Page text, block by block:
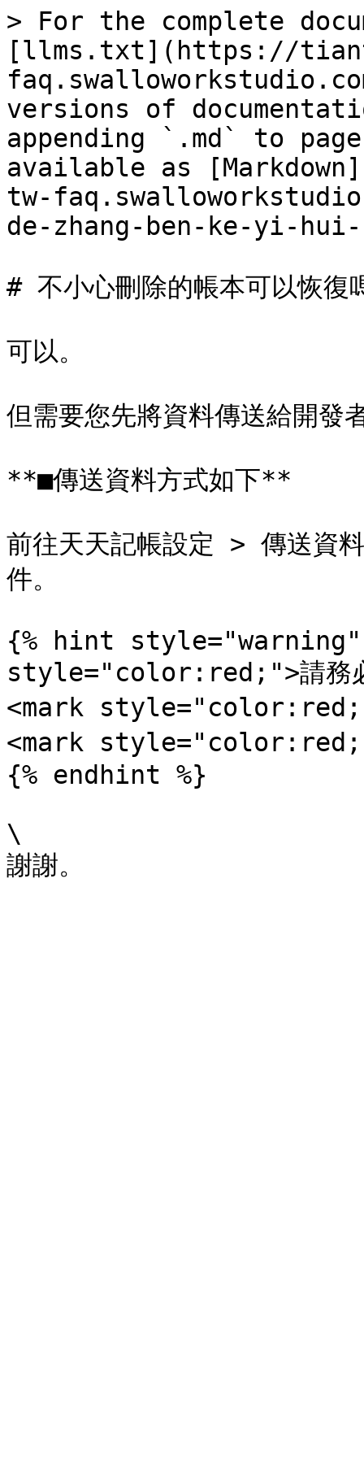
> For the complete
[llms.txt](https://
versions of
appending `.md` to
available as
tw-
de-zhang-ben-ke-yi-
# 不小心刪除的帳本可以恢復
可以。
但需要您先將資料傳送給開發
**■傳送資料方式如下**
前往天天記帳設定 > 傳送資
件。
{% hint style="warning"
style="color:red;">請務必
<mark
<mark
{% endhint %}
\